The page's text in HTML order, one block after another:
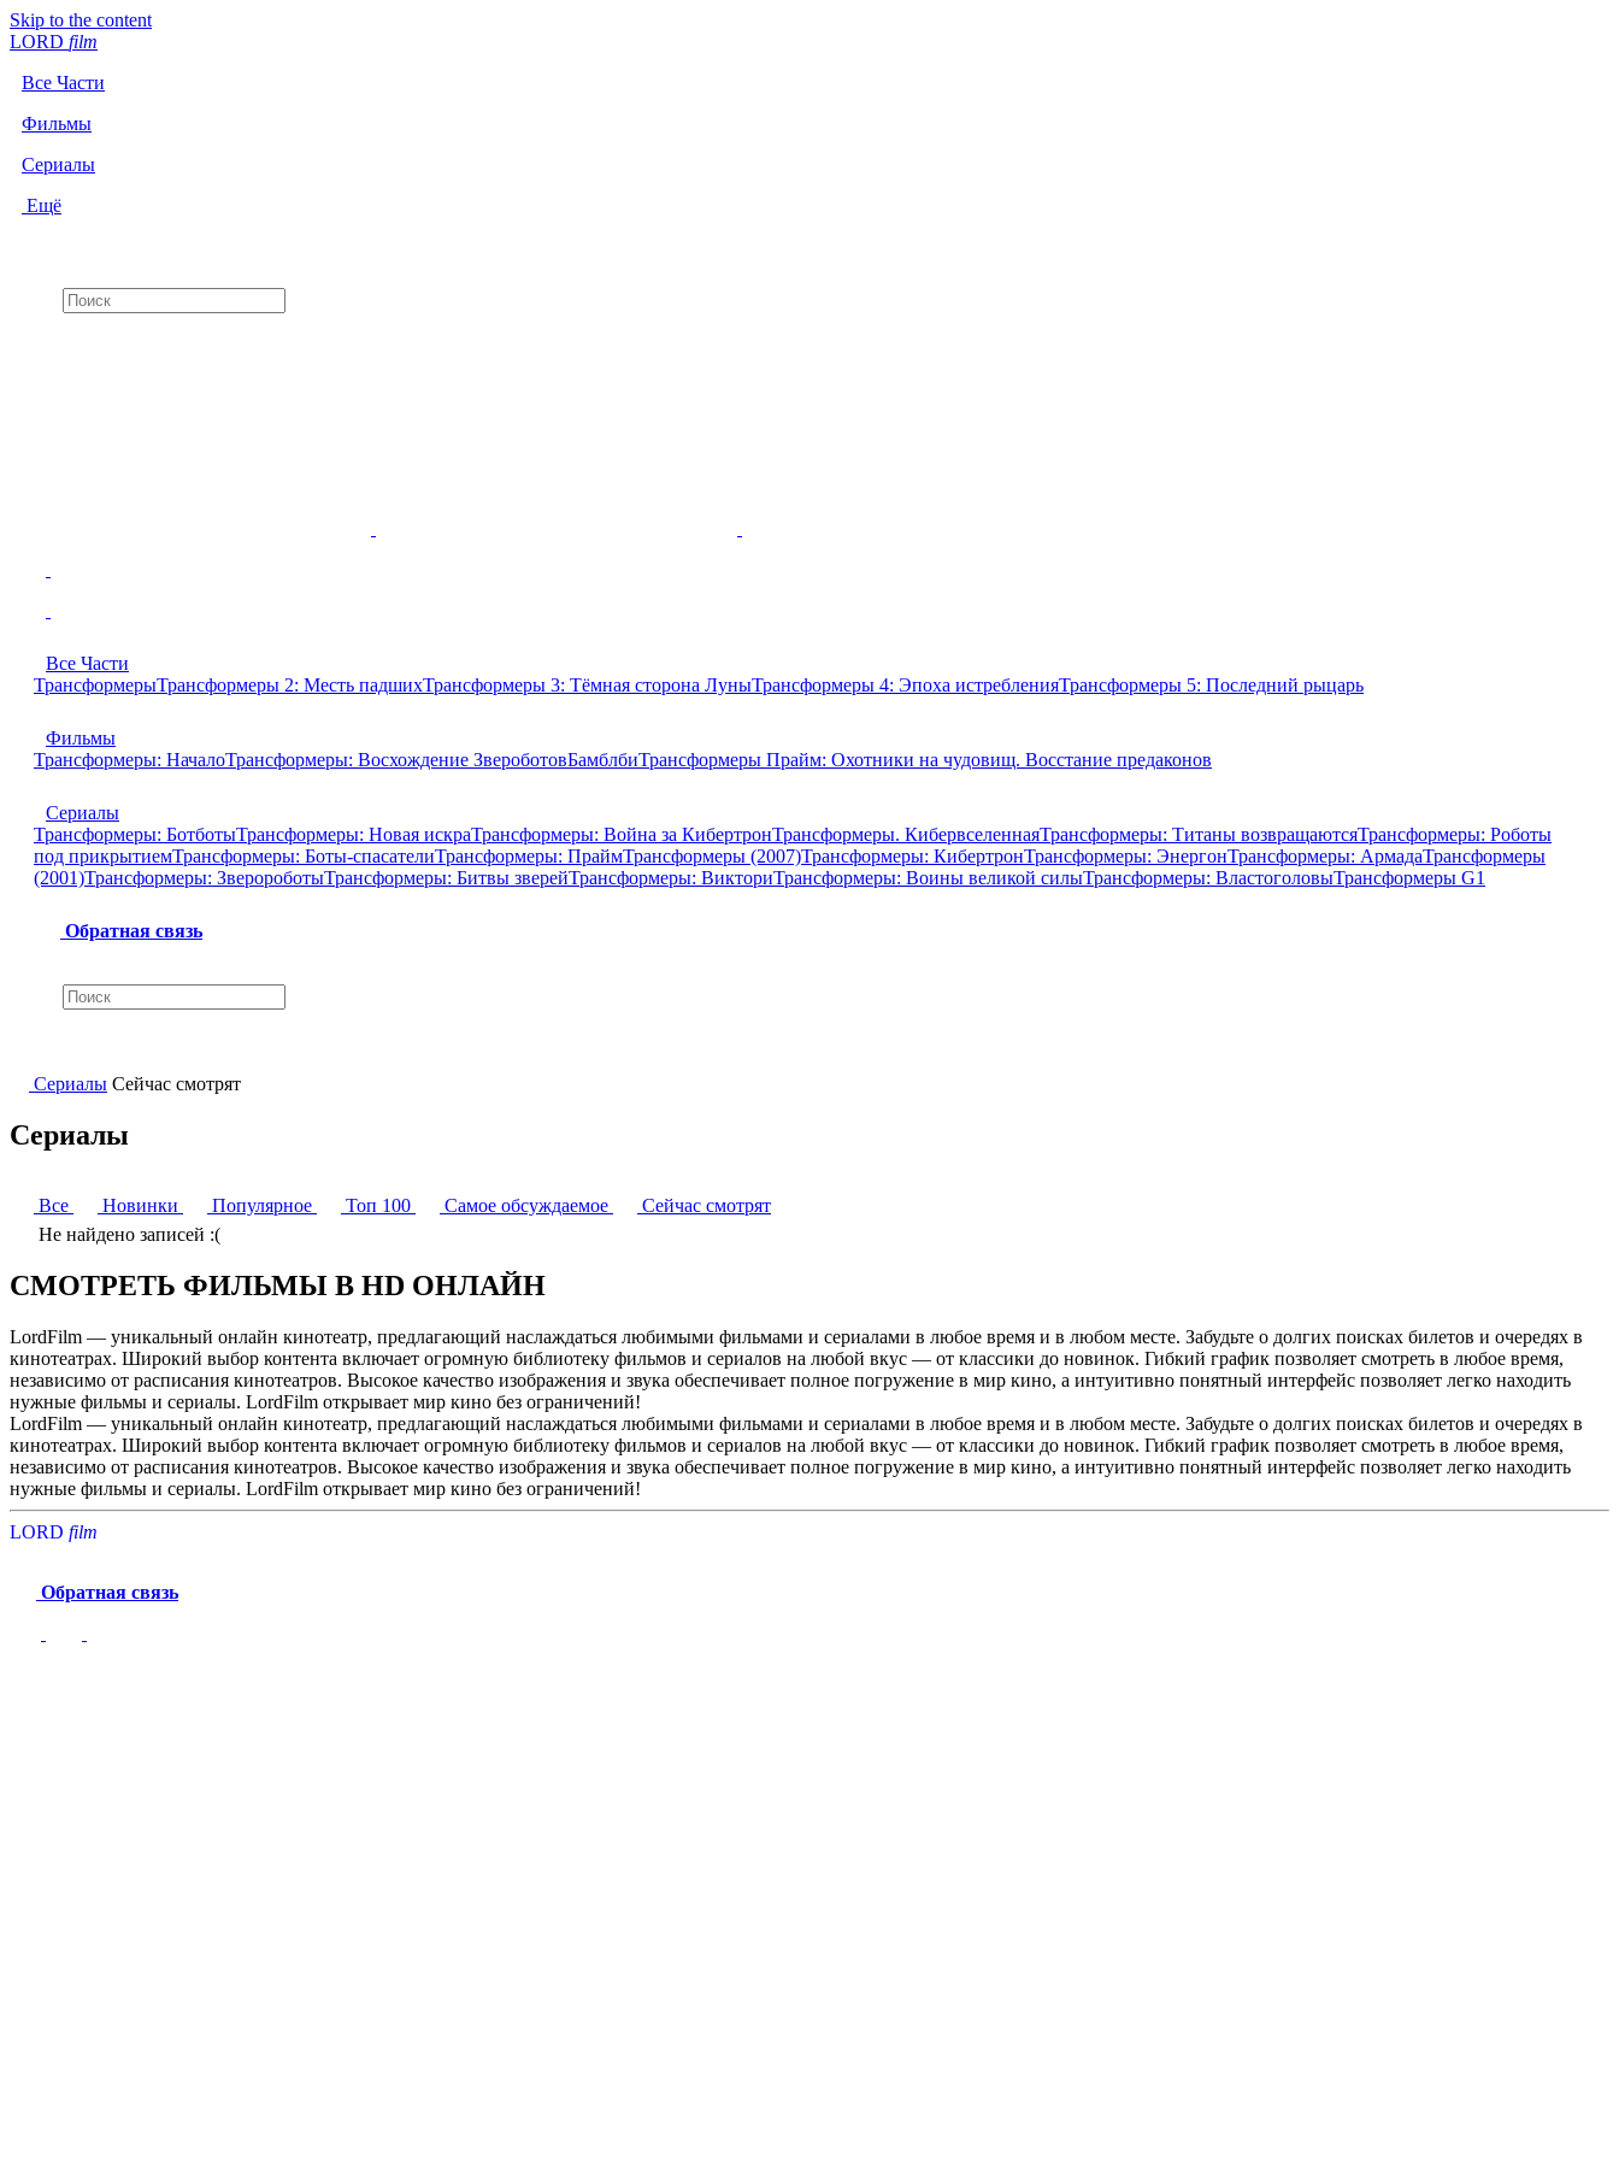
Skip to the content
LORD film
Все Части
Фильмы
Сериалы
Ещё
Все Части
ТрансформерыТрансформеры 2: Месть падшихТрансформеры 3: Тёмная сторона ЛуныТрансформеры 4: Эпоха истребленияТрансформеры 5: Последний рыцарь
Фильмы
Трансформеры: НачалоТрансформеры: Восхождение ЗвероботовБамблбиТрансформеры Прайм: Охотники на чудовищ. Восстание предаконов
Сериалы
Трансформеры: БотботыТрансформеры: Новая искраТрансформеры: Война за КибертронТрансформеры. КибервселеннаяТрансформеры: Титаны возвращаютсяТрансформеры: Роботы
под прикрытиемТрансформеры: Боты-спасателиТрансформеры: ПраймТрансформеры (2007)Трансформеры: КибертронТрансформеры: ЭнергонТрансформеры: АрмадаТрансформеры
(2001)Трансформеры: ЗверороботыТрансформеры: Битвы зверейТрансформеры: ВикториТрансформеры: Воины великой силыТрансформеры: ВластоголовыТрансформеры G1
Обратная связь
Сериалы Сейчас смотрят
Сериалы
Все Новинки Популярное Топ 100 Самое обсуждаемое
Сейчас смотрят
Не найдено записей :(
СМОТРЕТЬ ФИЛЬМЫ В HD ОНЛАЙН
LordFilm — уникальный онлайн кинотеатр, предлагающий наслаждаться любимыми фильмами и сериалами в любое время и в любом месте. Забудьте о долгих поисках билетов и очередях в
кинотеатрах. Широкий выбор контента включает огромную библиотеку фильмов и сериалов на любой вкус — от классики до новинок. Гибкий график позволяет смотреть в любое время,
независимо от расписания кинотеатров. Высокое качество изображения и звука обеспечивает полное погружение в мир кино, а интуитивно понятный интерфейс позволяет легко находить
нужные фильмы и сериалы. LordFilm открывает мир кино без ограничений!
LordFilm — уникальный онлайн кинотеатр, предлагающий наслаждаться любимыми фильмами и сериалами в любое время и в любом месте. Забудьте о долгих поисках билетов и очередях в
кинотеатрах. Широкий выбор контента включает огромную библиотеку фильмов и сериалов на любой вкус — от классики до новинок. Гибкий график позволяет смотреть в любое время,
независимо от расписания кинотеатров. Высокое качество изображения и звука обеспечивает полное погружение в мир кино, а интуитивно понятный интерфейс позволяет легко находить
нужные фильмы и сериалы. LordFilm открывает мир кино без ограничений!
LORD film
Обратная связь